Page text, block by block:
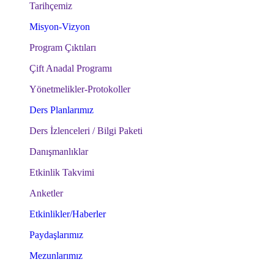
Tarihçemiz
Misyon-Vizyon
Program Çıktıları
Çift Anadal Programı
Yönetmelikler-Protokoller
Ders Planlarımız
Ders İzlenceleri / Bilgi Paketi
Danışmanlıklar
Etkinlik Takvimi
Anketler
Etkinlikler/Haberler
Paydaşlarımız
Mezunlarımız